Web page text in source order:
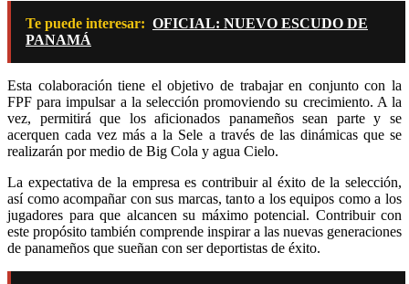
Te puede interesar: OFICIAL: NUEVO ESCUDO DE
PANAMÁ
Esta colaboración tiene el objetivo de trabajar en conjunto con la
FPF para impulsar a la selección promoviendo su crecimiento. A la
vez, permitirá que los aficionados panameños sean parte y se
acerquen cada vez más a la Sele a través de las dinámicas que se
realizarán por medio de Big Cola y agua Cielo.
La expectativa de la empresa es contribuir al éxito de la selección,
así como acompañar con sus marcas, tanto a los equipos como a los
jugadores para que alcancen su máximo potencial. Contribuir con
este propósito también comprende inspirar a las nuevas generaciones
de panameños que sueñan con ser deportistas de éxito.